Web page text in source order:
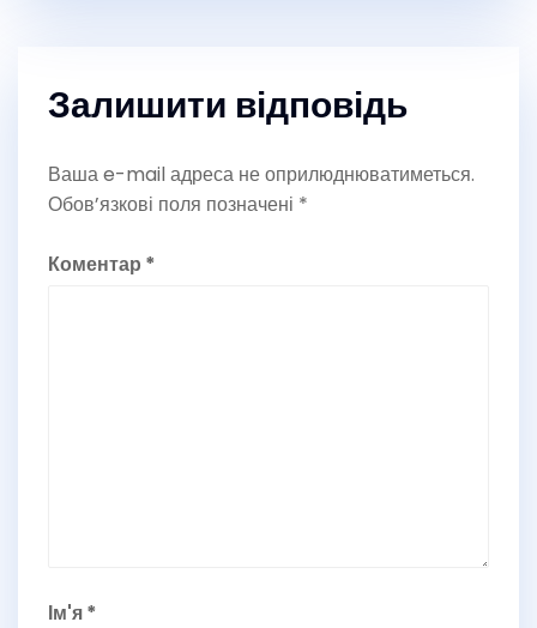
Залишити відповідь
Ваша e-mail адреса не оприлюднюватиметься.
Обов’язкові поля позначені *
Коментар *
Ім'я*